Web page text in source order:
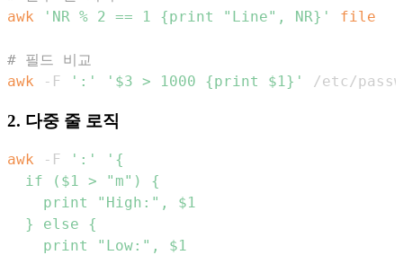
awk
'NR % 2 == 1 {print "Line", NR}' file
# 필드 비교
awk -F ':' '$3 > 1000 {print $1}' /etc/
2. 다중 줄 로직
awk -F ':'